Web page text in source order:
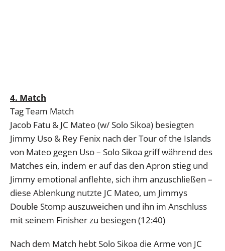
4. Match
Tag Team Match
Jacob Fatu & JC Mateo (w/ Solo Sikoa) besiegten
Jimmy Uso & Rey Fenix nach der Tour of the Islands
von Mateo gegen Uso – Solo Sikoa griff während des
Matches ein, indem er auf das den Apron stieg und
Jimmy emotional anflehte, sich ihm anzuschließen –
diese Ablenkung nutzte JC Mateo, um Jimmys
Double Stomp auszuweichen und ihn im Anschluss
mit seinem Finisher zu besiegen (12:40)
Nach dem Match hebt Solo Sikoa die Arme von JC